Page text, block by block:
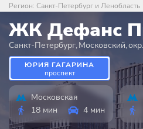
Регион: Санкт-Петербург и Ленобласть
ЖК Дефанс
Санкт-Петербург,Московский,
ЮРИЯ ГАГАРИНА
проспект
Московская
18 мин
4 мин